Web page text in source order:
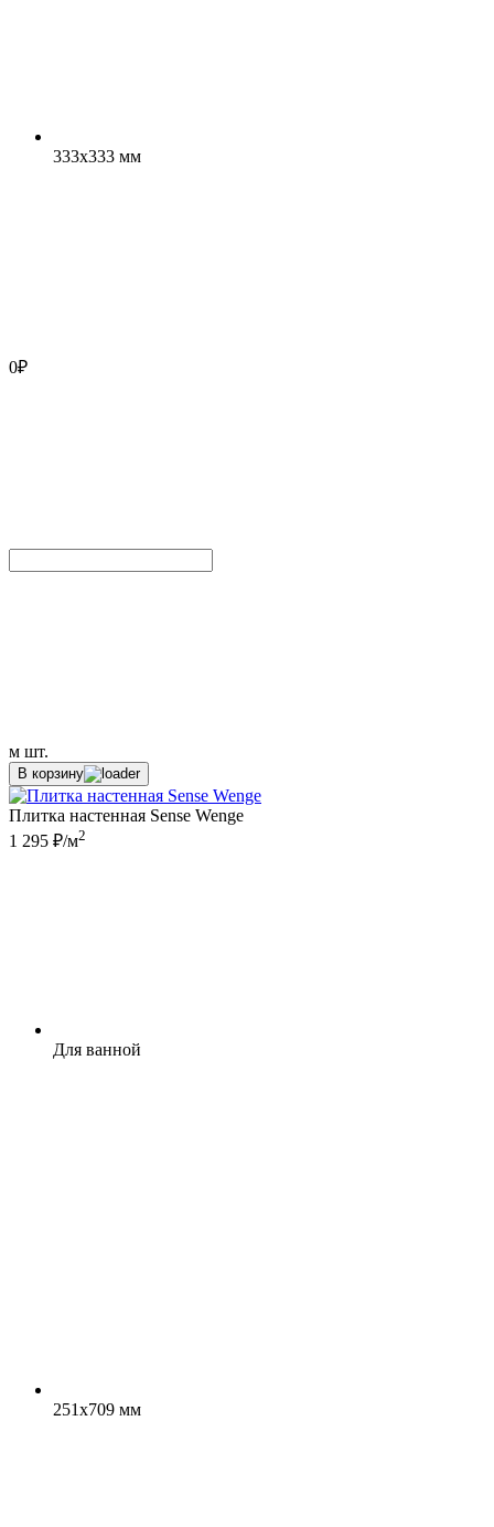
333x333 мм
0₽
м шт.
В корзину
Плитка настенная Sense Wenge
1 295 ₽/м2
Для ванной
251x709 мм